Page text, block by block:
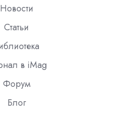
Новости
Статьи
в iMag
Форум
Блог